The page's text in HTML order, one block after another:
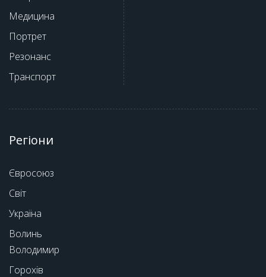
Медицина
Портрет
Резонанс
Транспорт
Регіони
Євросоюз
Світ
Україна
Волинь
Володимир
Горохів